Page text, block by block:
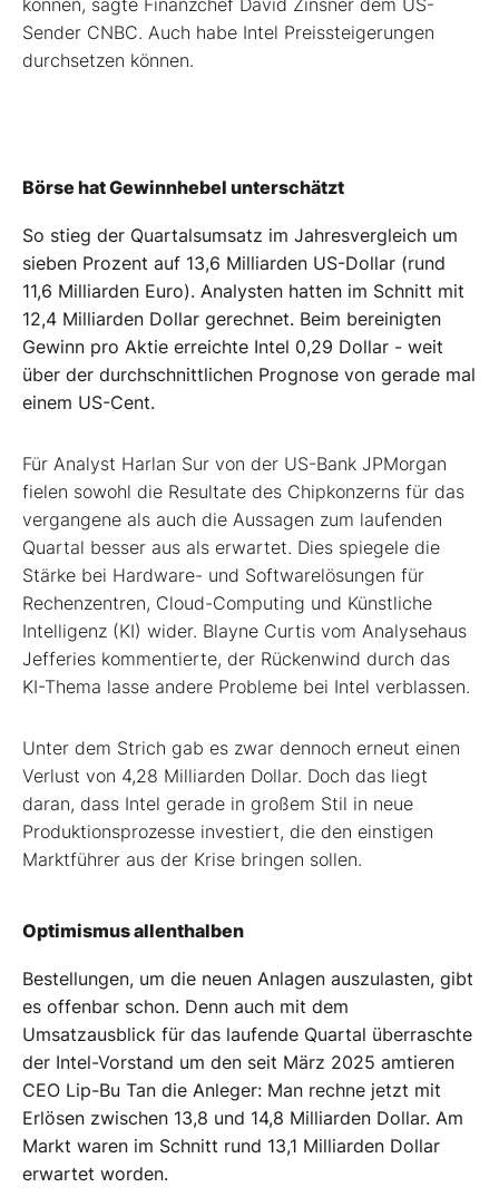
Sender CNBC. Auch habe Intel Preissteigerungen
durchsetzen können.
Börse hat Gewinnhebel unterschätzt
So stieg der Quartalsumsatz im Jahresvergleich um
sieben Prozent auf 13,6 Milliarden US-Dollar (rund
11,6 Milliarden Euro). Analysten hatten im Schnitt mit
12,4 Milliarden Dollar gerechnet. Beim bereinigten
Gewinn pro Aktie erreichte Intel 0,29 Dollar - weit
über der durchschnittlichen Prognose von gerade mal
einem US-Cent.
Für Analyst Harlan Sur von der US-Bank JPMorgan
fielen sowohl die Resultate des Chipkonzerns für das
vergangene als auch die Aussagen zum laufenden
Quartal besser aus als erwartet. Dies spiegele die
Stärke bei Hardware- und Softwarelösungen für
Rechenzentren, Cloud-Computing und Künstliche
Intelligenz (KI) wider. Blayne Curtis vom Analysehaus
Jefferies kommentierte, der Rückenwind durch das
KI-Thema lasse andere Probleme bei Intel verblassen.
Unter dem Strich gab es zwar dennoch erneut einen
Verlust von 4,28 Milliarden Dollar. Doch das liegt
daran, dass Intel gerade in großem Stil in neue
Produktionsprozesse investiert, die den einstigen
Marktführer aus der Krise bringen sollen.
Optimismus allenthalben
Bestellungen, um die neuen Anlagen auszulasten, gibt
es offenbar schon. Denn auch mit dem
Umsatzausblick für das laufende Quartal überraschte
der Intel-Vorstand um den seit März 2025 amtieren
CEO Lip-Bu Tan die Anleger: Man rechne jetzt mit
Erlösen zwischen 13,8 und 14,8 Milliarden Dollar. Am
Markt waren im Schnitt rund 13,1 Milliarden Dollar
erwartet worden.